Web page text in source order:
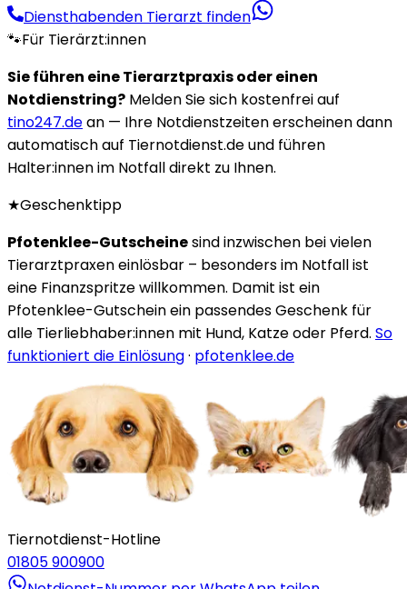
Diensthabenden Tierarzt finden
🐾Für Tierärzt:innen
Sie führen eine Tierarztpraxis oder einen
Notdienstring? Melden Sie sich kostenfrei auf
tino247.dean — Ihre Notdienstzeiten erscheinen dann
automatisch auf Tiernotdienst.de und führen
Halter:innen im Notfall direkt zu Ihnen.
★Geschenktipp
Pfotenklee-Gutscheinesind inzwischen bei vielen
Tierarztpraxen einlösbar – besonders im Notfall ist
eine Finanzspritze willkommen. Damit ist ein
Pfotenklee-Gutschein ein passendes Geschenk für
alle Tierliebhaber:innen mit Hund, Katze oder Pferd. So
funktioniert die Einlösung· pfotenklee.de
Tiernotdienst-Hotline
01805 900900